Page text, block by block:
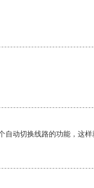
动切换线路的功能，这